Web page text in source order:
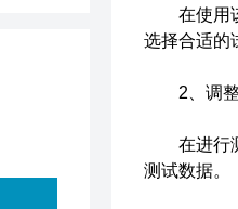
在使用该
选择合适的
2、调整
在进行测
测试数据。